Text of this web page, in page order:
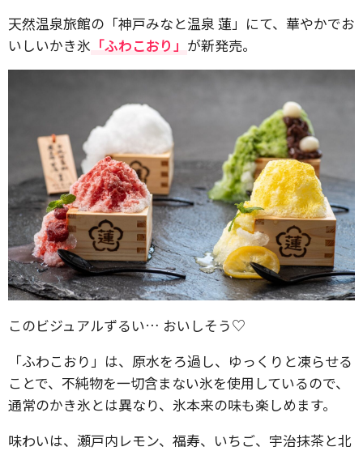
天然温泉旅館の「神戸みなと温泉 蓮」にて、華やかでお
いしいかき氷 「ふわこおり」 が新発売。
このビジュアルずるい… おいしそう♡
「ふわこおり」は、原水をろ過し、ゆっくりと凍らせる
ことで、不純物を一切含まない氷を使用しているので、
通常のかき氷とは異なり、氷本来の味も楽しめます。
味わいは、瀬戸内レモン、福寿、いちご、宇治抹茶と北